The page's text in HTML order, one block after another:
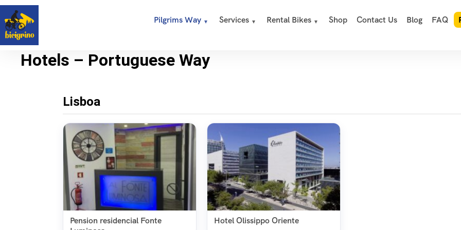
Pilgrims Way Services Rental Bikes Shop Contact Us Blog FAQ
Hotels – Portuguese Way
Lisboa
Pension residencial Fonte
Hotel Olissippo Oriente